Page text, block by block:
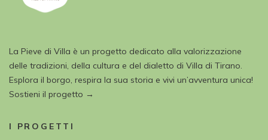
La Pieve di Villa è un progetto dedicato alla valorizzazione
delle tradizioni, della cultura e del dialetto di Villa di Tirano.
Esplora il borgo, respira la sua storia e vivi un’avventura unica!
Sostieni il progetto →
I PROGETTI